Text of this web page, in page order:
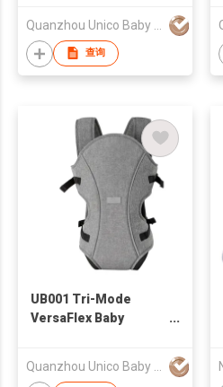
查询
UB001 Tri-Mode
VersaFlex Baby